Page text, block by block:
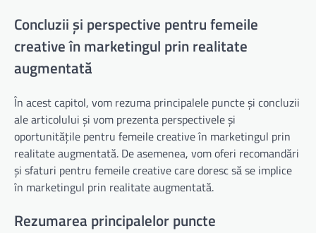
Concluzii și perspective pentru femeile
creative în marketingul prin realitate
augmentată
În acest capitol, vom rezuma principalele puncte și concluzii
ale articolului și vom prezenta perspectivele și
oportunitățile pentru femeile creative în marketingul prin
realitate augmentată. De asemenea, vom oferi recomandări
și sfaturi pentru femeile creative care doresc să se implice
în marketingul prin realitate augmentată.
Rezumarea principalelor puncte